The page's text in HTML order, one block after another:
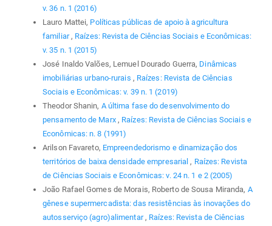
v. 36 n. 1 (2016)
Lauro Mattei, Políticas públicas de apoio à agricultura
familiar, Raízes: Revista de Ciências Sociais e Econômicas:
v. 35 n. 1 (2015)
José Inaldo Valões, Lemuel Dourado Guerra, Dinâmicas
imobiliárias urbano-rurais , Raízes: Revista de Ciências
Sociais e Econômicas: v. 39 n. 1 (2019)
Theodor Shanin, A última fase do desenvolvimento do
pensamento de Marx , Raízes: Revista de Ciências Sociais e
Econômicas: n. 8 (1991)
Arilson Favareto, Empreendedorismo e dinamização dos
territórios de baixa densidade empresarial, Raízes: Revista
de Ciências Sociais e Econômicas: v. 24 n. 1 e 2 (2005)
João Rafael Gomes de Morais, Roberto de Sousa Miranda, A
gênese supermercadista: das resistências às inovações do
autosserviço (agro)alimentar, Raízes: Revista de Ciências